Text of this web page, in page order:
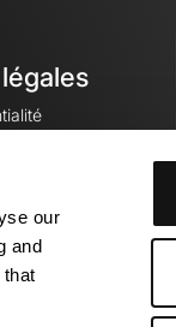
our
and